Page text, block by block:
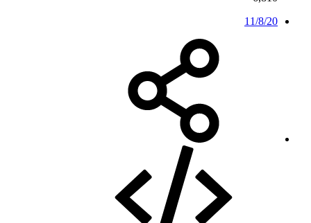
11/8/20